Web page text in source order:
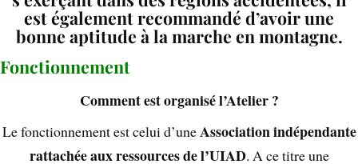
est également recommandé d’avoir une
bonne aptitude à la marche en montagne.
Fonctionnement
Comment est organisé l’Atelier ?
Le fonctionnement est celui d’uneAssociation indépendante
rattachée aux ressources de l’UIAD. A ce titre une